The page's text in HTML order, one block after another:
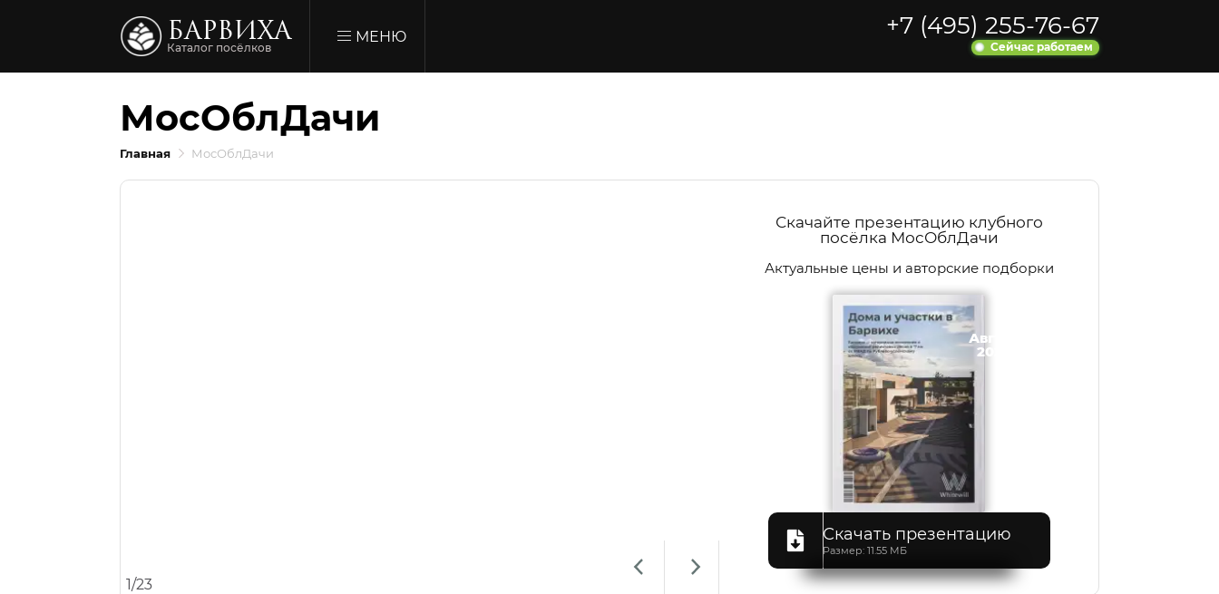
БАРВИХА
Каталог посёлков
МЕНЮ +7 (495) 255-76-67
Сейчас работаем
МосОблДачи
Главная МосОблДачи
1/23
Скачайте презентацию клубного
посёлка МосОблДачи
Актуальные цены и авторские подборки
Август
2026
Скачать презентацию
Размер: 11.55 МБ